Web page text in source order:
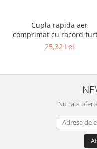
Cupla rapida aer
comprimat cu racord
8 mm (5/16") | SUA /
25,32 Lei
Nu rata